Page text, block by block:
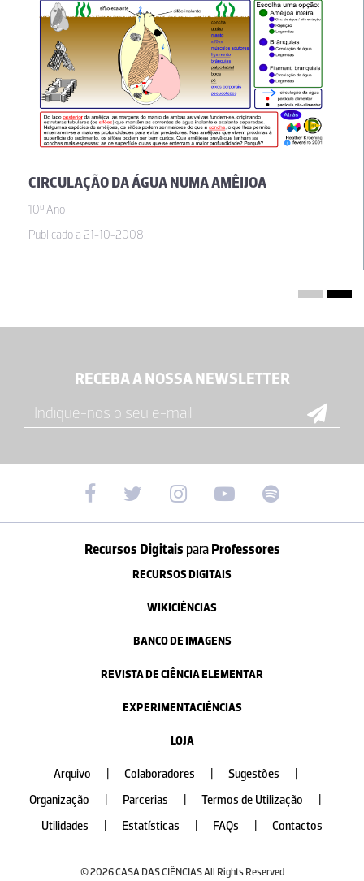
CIRCULAÇÃO DA ÁGUA NUMA AMÊIJOA
10º Ano
Publicado a 21-10-2008
RECEBA A NOSSA NEWSLETTER
Recursos Digitais paraProfessores
RECURSOS DIGITAIS
WIKICIÊNCIAS
BANCO DE IMAGENS
REVISTA DE CIÊNCIA ELEMENTAR
EXPERIMENTACIÊNCIAS
LOJA
Arquivo Colaboradores Sugestões
Organização
Parcerias Termos de Utilização
Utilidades
Estatísticas FAQs Contactos
© 2026 CASA DAS CIÊNCIAS All Rights Reserved